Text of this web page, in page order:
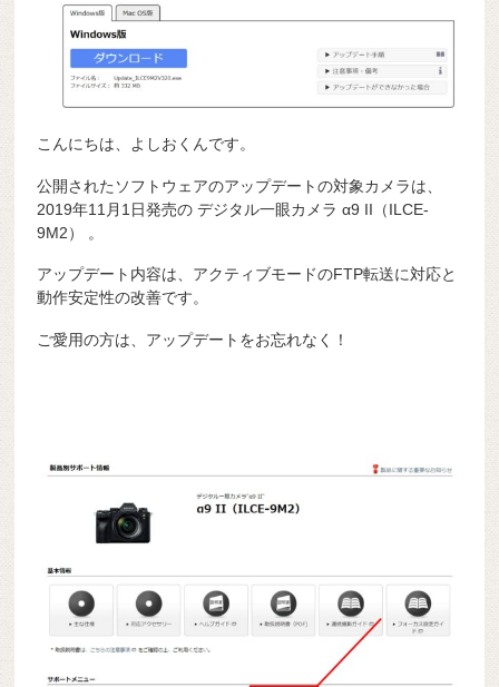
こんにちは、よしおくんです。
公開されたソフトウェアのアップデートの対象カメラは、
2019年11月1日発売の デジタル一眼カメラ α9 II（ILCE-
9M2） 。
アップデート内容は、アクティブモードのFTP転送に対応と
動作安定性の改善です。
ご愛用の方は、アップデートをお忘れなく！